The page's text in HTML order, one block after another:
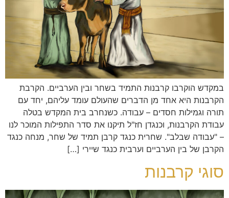
במקדש הוקרבו קרבנות התמיד בשחר ובין הערביים. הקרבת
הקרבנות היא אחד מן הדברים שהעולם עומד עליהם, יחד עם
תורה וגמילות חסדים – עבודה. כשנחרב בית המקדש בטלה
עבודת הקרבנות, וכנגדן חז"ל תיקנו את סדר התפילות המוכר לנו
– "עבודה שבלב". שחרית כנגד קרבן תמיד של שחר, מנחה כנגד
הקרבן של בין הערביים וערבית כנגד שיירי […]
סוגי קרבנות